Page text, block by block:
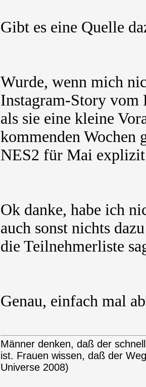
Gibt es eine Quelle
Wurde, wenn mich
Instagram-Story vom
als sie eine kleine
kommenden Wochen
NES2 für Mai
Ok danke, habe ich
auch sonst nichts
die Teilnehmerliste
Genau, einfach mal
Männer denken, daß der
ist. Frauen wissen, daß der
Universe 2008)